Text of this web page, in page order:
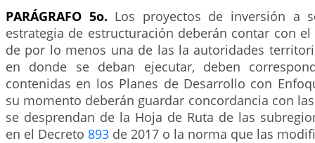
PARÁGRAFO 5o. Los proyectos de inversión a
estrategia de estructuración deberán contar con
de por lo menos una de las la autoridades
en donde se deban ejecutar, deben
contenidas en los Planes de Desarrollo con
su momento deberán guardar concordancia con
se desprendan de la Hoja de Ruta de las
en el Decreto 893 de 2017 o la norma que las